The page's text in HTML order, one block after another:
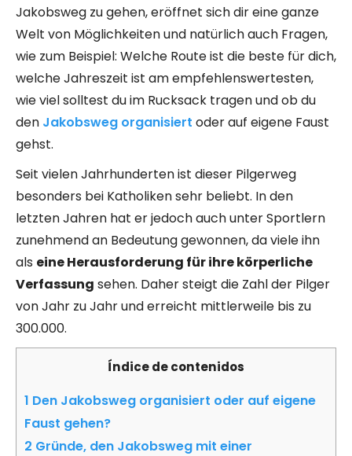
Jakobsweg zu gehen, eröffnet sich dir eine ganze
Welt von Möglichkeiten und natürlich auch Fragen,
wie zum Beispiel: Welche Route ist die beste für dich,
welche Jahreszeit ist am empfehlenswertesten,
wie viel solltest du im Rucksack tragen und ob du
den Jakobsweg organisiert oder auf eigene Faust
gehst.
Seit vielen Jahrhunderten ist dieser Pilgerweg
besonders bei Katholiken sehr beliebt. In den
letzten Jahren hat er jedoch auch unter Sportlern
zunehmend an Bedeutung gewonnen, da viele ihn
als eine Herausforderung für ihre körperliche
Verfassung sehen. Daher steigt die Zahl der Pilger
von Jahr zu Jahr und erreicht mittlerweile bis zu
300.000.
Índice de contenidos
1 Den Jakobsweg organisiert oder auf eigene
Faust gehen?
2 Gründe, den Jakobsweg mit einer